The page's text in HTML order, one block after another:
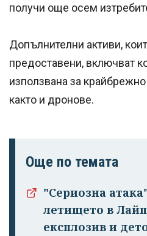
получи още осем
Допълнителни активи,
предоставени, включват
използвана за
както и дронове.
Още по темата
"Сериозна
летището в
експлозив и